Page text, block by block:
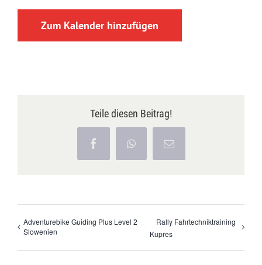
Zum Kalender hinzufügen
Teile diesen Beitrag!
FacebookWhatsApp
E-
Mail
Adventurebike Guiding Plus Level 2
Slowenien
Rally Fahrtechniktraining
Kupres